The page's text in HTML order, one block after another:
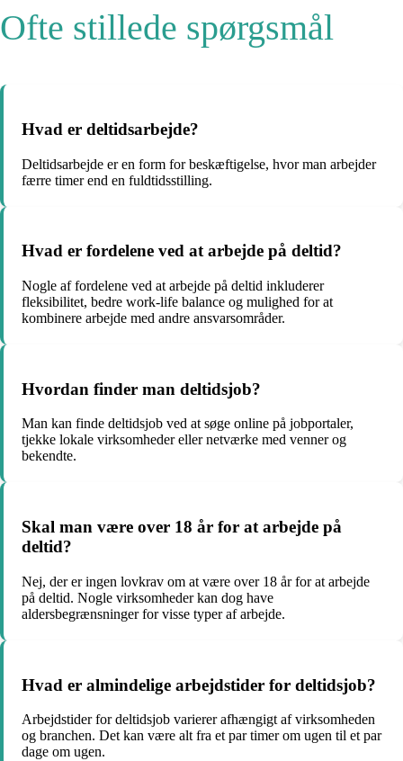
Ofte stillede spørgsmål
Hvad er deltidsarbejde?
Deltidsarbejde er en form for beskæftigelse, hvor man arbejder
færre timer end en fuldtidsstilling.
Hvad er fordelene ved at arbejde på deltid?
Nogle af fordelene ved at arbejde på deltid inkluderer
fleksibilitet, bedre work-life balance og mulighed for at
kombinere arbejde med andre ansvarsområder.
Hvordan finder man deltidsjob?
Man kan finde deltidsjob ved at søge online på jobportaler,
tjekke lokale virksomheder eller netværke med venner og
bekendte.
Skal man være over 18 år for at arbejde på
deltid?
Nej, der er ingen lovkrav om at være over 18 år for at arbejde
på deltid. Nogle virksomheder kan dog have
aldersbegrænsninger for visse typer af arbejde.
Hvad er almindelige arbejdstider for deltidsjob?
Arbejdstider for deltidsjob varierer afhængigt af virksomheden
og branchen. Det kan være alt fra et par timer om ugen til et par
dage om ugen.